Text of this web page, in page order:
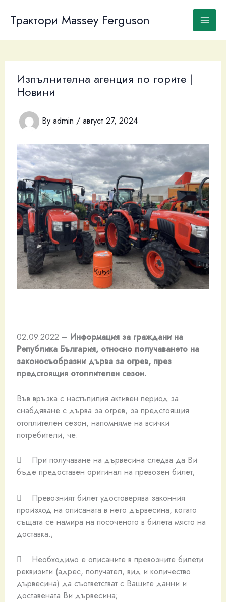
content
Трактори Massey Ferguson
Изпълнителна агенция по горите |
Новини
By admin / август 27, 2024
02.09.2022 – Информация за граждани на
Република България, относно получаването на
законосъобразни дърва за огрев, през
предстоящия отоплителен сезон.
Във връзка с настъпилия активен период за
снабдяване с дърва за огрев, за предстоящия
отоплителен сезон, напомняме на всички
потребители, че:
 При получаване на дървесина следва да Ви
бъде предоставен оригинал на превозен билет;
 Превозният билет удостоверява законния
произход на описаната в него дървесина, когато
същата се намира на посоченото в билета място на
доставка.;
 Необходимо е описаните в превозните билети
реквизити (адрес, получател, вид и количество
дървесина) да съответстват с Вашите данни и
доставената Ви дървесина;